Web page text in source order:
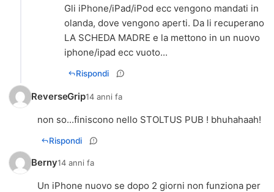
Gli iPhone/iPad/iPod ecc vengono mandati in
olanda, dove vengono aperti. Da li recuperano
LA SCHEDA MADRE e la mettono in un nuovo
iphone/ipad ecc vuoto...
Rispondi
ReverseGrip14 anni fa
non so...finiscono nello STOLTUS PUB ! bhuhahaah!
Rispondi
Berny14 anni fa
Un iPhone nuovo se dopo 2 giorni non funziona per